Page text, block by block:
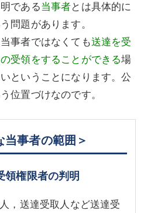
である当事者とは具体的に
問題があります。
事者ではなくても送達を受
受領をすることができる場
ということになります。公
位置づけなのです。
当事者の範囲＞
権限者の判明
，送達受取人など送達受